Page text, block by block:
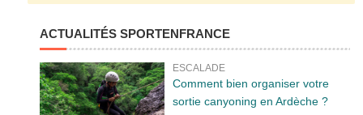
ACTUALITÉS SPORTENFRANCE
ESCALADE
Comment bien organiser votre
sortie canyoning en Ardèche ?